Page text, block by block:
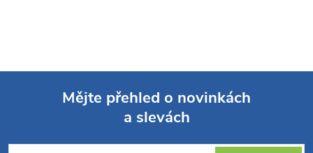
Mějte přehled o novinkách
a slevách